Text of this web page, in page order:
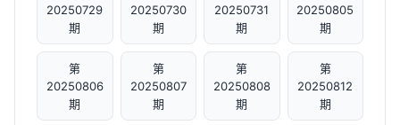
20250729
期
20250730
期
20250731
期
20250805
期
第
20250806
期
第
20250807
期
第
20250808
期
第
20250812
期